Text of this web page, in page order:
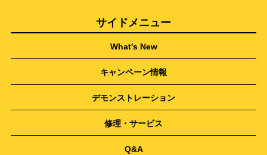
サイドメニュー
What's New
キャンペーン情報
デモンストレーション
修理・サービス
Q&A